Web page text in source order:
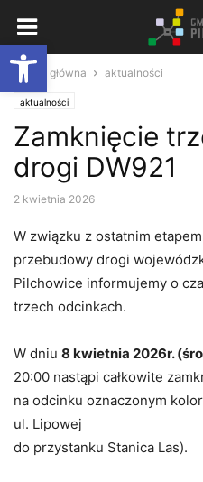
Otwórz pasek narzędzi
Strona główna aktualności
aktualności
Zamknięcie
drogi DW921
2 kwietnia 2026
W związku z ostatnim
przebudowy drogi
Pilchowice informujemy o
trzech odcinkach.
W dniu 8 kwietnia 2026r.
20:00 nastąpi całkowite
na odcinku oznaczonym
ul. Lipowej
do przystanku Stanica Las).